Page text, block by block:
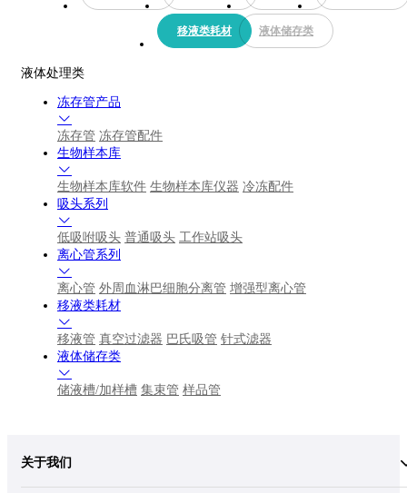
移液类耗材 液体储存类
液体处理类
冻存管产品
冻存管 冻存管配件
生物样本库
生物样本库软件 生物样本库仪器 冷冻配件
吸头系列
低吸咐吸头 普通吸头 工作站吸头
离心管系列
离心管 外周血淋巴细胞分离管 增强型离心管
移液类耗材
移液管 真空过滤器 巴氏吸管 针式滤器
液体储存类
储液槽/加样槽 集束管 样品管
关于我们